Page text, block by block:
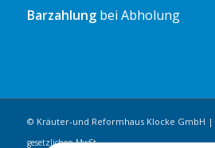
Barzahlungbei Abholung
© Kräuter-und Reformhaus Klocke GmbH |
gesetzlichen MwSt.